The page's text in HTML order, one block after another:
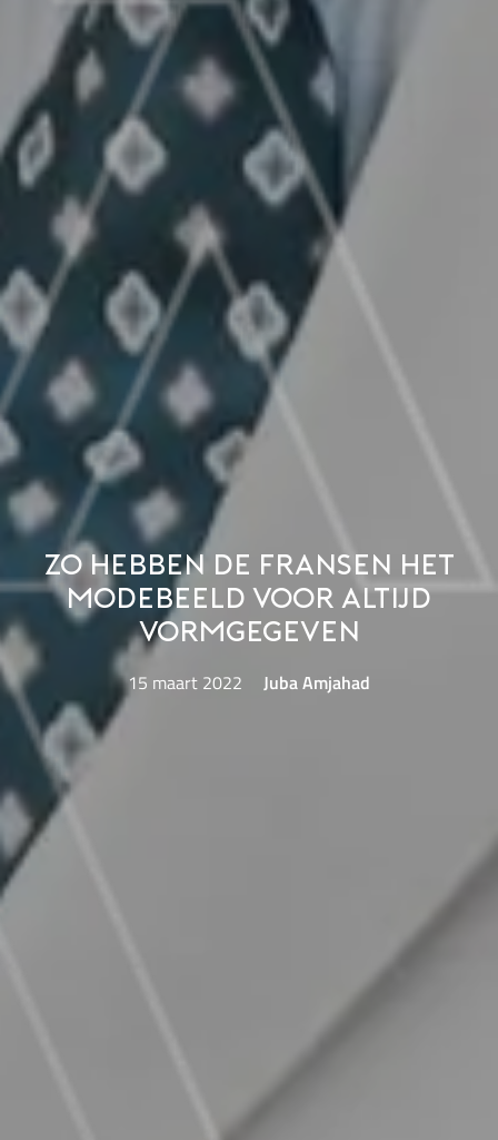
Zo hebben de Fransen het
modebeeld voor altijd
vormgegeven
15 maart 2022 Juba Amjahad